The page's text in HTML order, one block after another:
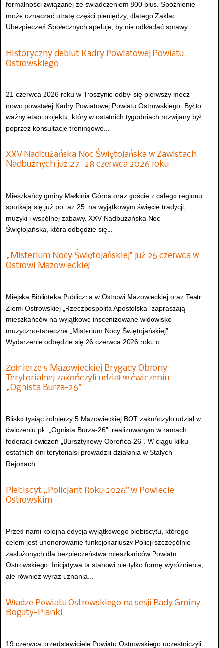
formalności związanej ze świadczeniem 800 plus. Spóźnienie
może oznaczać utratę części pieniędzy, dlatego Zakład
Ubezpieczeń Społecznych apeluje, by nie odkładać sprawy...
Historyczny debiut Kadry Powiatowej Powiatu
Ostrowskiego
21 czerwca 2026 roku w Troszynie odbył się pierwszy mecz
nowo powstałej Kadry Powiatowej Powiatu Ostrowskiego. Był to
ważny etap projektu, który w ostatnich tygodniach rozwijany był
poprzez konsultacje treningowe...
XXV Nadbużańska Noc Świętojańska w Zawistach
Nadbużnych już 27–28 czerwca 2026 roku
Mieszkańcy gminy Małkinia Górna oraz goście z całego regionu
spotkają się już po raz 25. na wyjątkowym święcie tradycji,
muzyki i wspólnej zabawy. XXV Nadbużańska Noc
Świętojańska, która odbędzie się...
„Misterium Nocy Świętojańskiej” już 26 czerwca w
Ostrowi Mazowieckiej
Miejska Biblioteka Publiczna w Ostrowi Mazowieckiej oraz Teatr
Ziemi Ostrowskiej „Rzeczpospolita Apostolska” zapraszają
mieszkańców na wyjątkowe inscenizowane widowisko
muzyczno-taneczne „Misterium Nocy Świętojańskiej”.
Wydarzenie odbędzie się 26 czerwca 2026 roku o...
Żołnierze 5 Mazowieckiej Brygady Obrony
Terytorialnej zakończyli udział w ćwiczeniu
„Ognista Burza-26”
Blisko tysiąc żołnierzy 5 Mazowieckiej BOT zakończyło udział w
ćwiczeniu pk. „Ognista Burza-26”, realizowanym w ramach
federacji ćwiczeń „Bursztynowy Obrońca-26”. W ciągu kilku
ostatnich dni terytorialsi prowadzili działania w Stałych
Rejonach...
Plebiscyt „Policjant Roku 2026” w Powiecie
Ostrowskim
Przed nami kolejna edycja wyjątkowego plebiscytu, którego
celem jest uhonorowanie funkcjonariuszy Policji szczególnie
zasłużonych dla bezpieczeństwa mieszkańców Powiatu
Ostrowskiego. Inicjatywa ta stanowi nie tylko formę wyróżnienia,
ale również wyraz uznania...
Władze Powiatu Ostrowskiego na sesji Rady Gminy
Boguty-Pianki
19 czerwca przedstawiciele Powiatu Ostrowskiego uczestniczyli